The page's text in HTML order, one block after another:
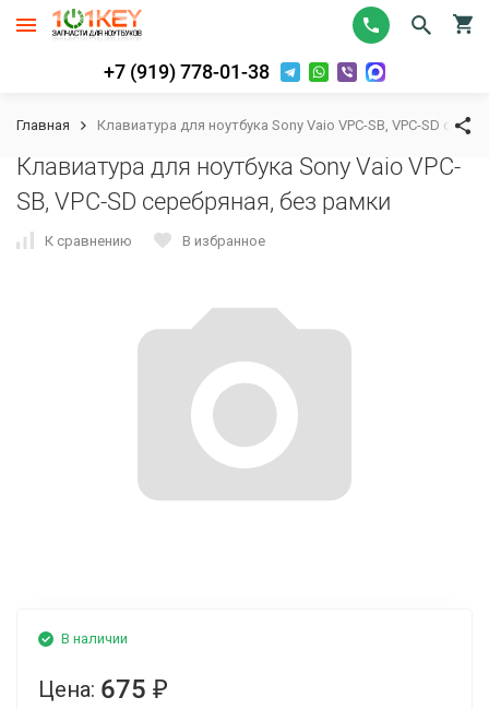
+7 (919) 778-01-38
Главная Клавиатура для ноутбука Sony Vaio VPC-SB, VPC-SD
Клавиатура для ноутбука Sony Vaio VPC-
SB, VPC-SD серебряная, без рамки
К сравнению В избранное
В наличии
Цена: 675 ₽